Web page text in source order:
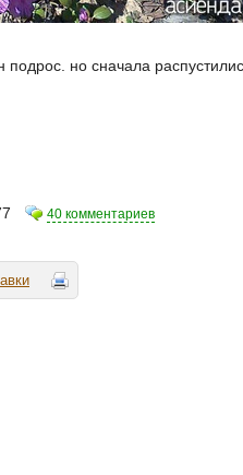
но сначала
40 комментариев